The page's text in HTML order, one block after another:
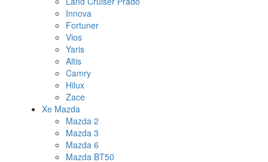
Innova
Fortuner
Vios
Yaris
Altis
Camry
Hilux
Zace
Xe Mazda
Mazda 2
Mazda 3
Mazda 6
Mazda BT50